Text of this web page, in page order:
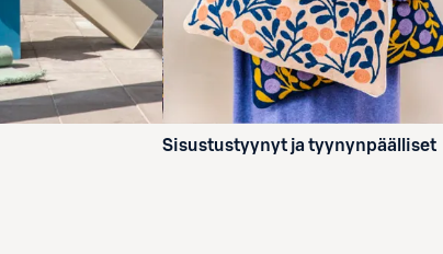
Sisustustyynyt ja tyynynpäälliset